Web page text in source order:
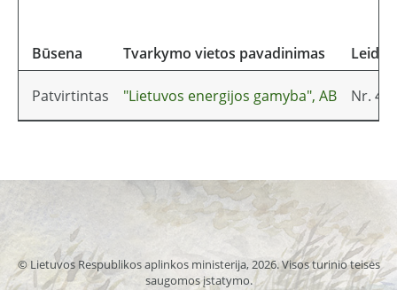
Būsena Tvarkymo vietos pavadinimas
Patvirtintas "Lietuvos energijos gamyba", AB Nr.
© Lietuvos Respublikos aplinkos ministerija, 2026. Visos turinio teisės
saugomos įstatymo.